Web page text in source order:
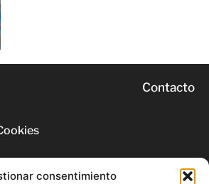
consentimiento
Contacto